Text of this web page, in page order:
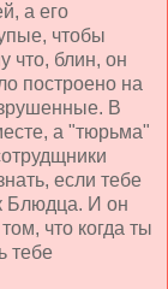
а его
чтобы
что, блин, он
построено на
В
а "тюрьма"
если тебе
Блюдца. И он
что когда ты
тебе